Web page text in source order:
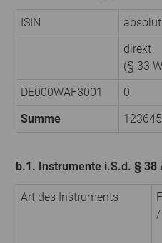
ISIN absolut
direkt
(§ 33
DE000WAF3001
0
Summe
b.1. Instrumente i.S.d. § 38
Art des Instruments
/